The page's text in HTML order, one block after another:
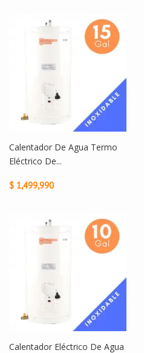
Calentador De Agua Termo
Eléctrico De...
$ 1,499,990
Calentador Eléctrico De Agua